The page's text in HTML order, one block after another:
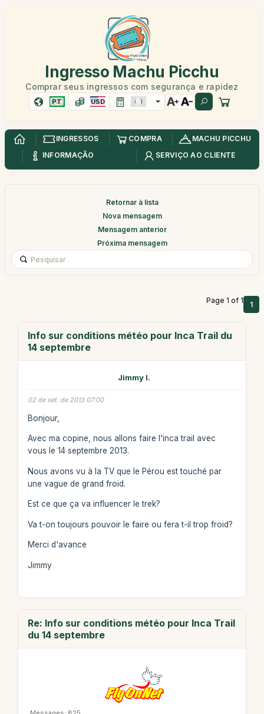
Ingresso Machu Picchu
Comprar seus ingressos com segurança e rapidez
PT USD
INGRESSOS COMPRA
MACHU PICCHU
INFORMAÇÃO
SERVIÇO AO CLIENTE
Retornar à lista
Nova mensagem
Mensagem anterior
Próxima mensagem
Page 1 of 1 1
Info sur conditions météo pour Inca Trail du
14 septembre
Jimmy I.
02 de set. de 2013 07:00
Bonjour,
Avec ma copine, nous allons faire l'inca trail avec
vous le 14 septembre 2013.
Nous avons vu à la TV que le Pérou est touché par
une vague de grand froid.
Est ce que ça va influencer le trek?
Va t-on toujours pouvoir le faire ou fera t-il trop froid?
Merci d'avance
Jimmy
Re: Info sur conditions météo pour Inca Trail
du 14 septembre